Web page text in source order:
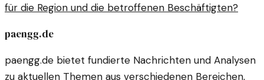
für die Region und die betroffenen Beschäftigten?
paengg.de
paengg.de bietet fundierte Nachrichten und Analysen
zu aktuellen Themen aus verschiedenen Bereichen,